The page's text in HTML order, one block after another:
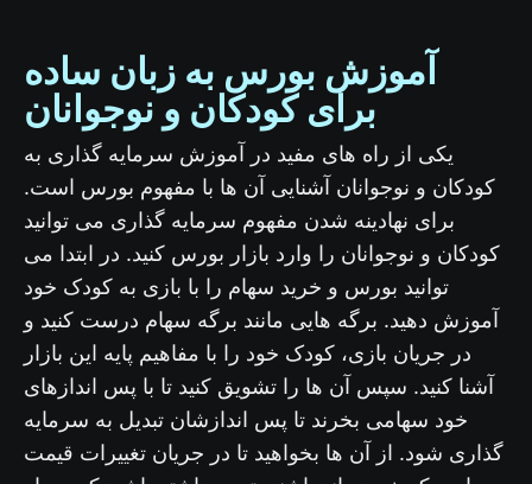
آموزش بورس به زبان ساده
برای کودکان و نوجوانان
یکی از راه های مفید در آموزش سرمایه گذاری به
کودکان و نوجوانان آشنایی آن ها با مفهوم بورس است.
برای نهادینه شدن مفهوم سرمایه گذاری می توانید
کودکان و نوجوانان را وارد بازار بورس کنید. در ابتدا می
توانید بورس و خرید سهام را با بازی به کودک خود
آموزش دهید. برگه هایی مانند برگه سهام درست کنید و
در جریان بازی، کودک خود را با مفاهیم پایه این بازار
آشنا کنید. سپس آن ها را تشویق کنید تا با پس اندازهای
خود سهامی بخرند تا پس اندازشان تبدیل به سرمایه
گذاری شود. از آن ها بخواهید تا در جریان تغییرات قیمت